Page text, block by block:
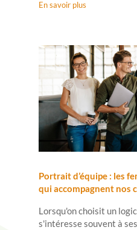
En savoir plus
Portrait d’équipe : les
qui accompagnent nos
Lorsqu'on choisit un
s'intéresse souvent à